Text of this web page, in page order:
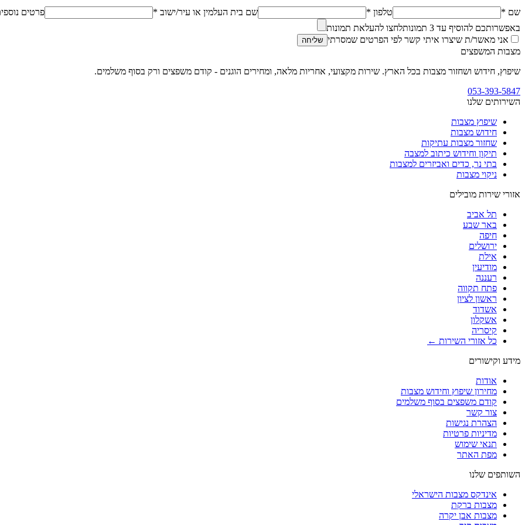
שם * טלפון * שם בית העלמין או עיר/ישוב *
פרטים
באפשרותכם להוסיף עד 3 תמונותלחצו להעלאת תמונות
אני מאשר/ת שיצרו איתי קשר לפי הפרטים שמסרתי שליחה
מצבות המשפצים
שיפוץ, חידוש ושחזור מצבות בכל הארץ. שירות מקצועי, אחריות מלאה, ומחירים הוגנים - קודם משפצים ורק בסוף משלמים.
053-393-5847
השירותים שלנו
שיפוץ מצבות
חידוש מצבות
שחזור מצבות עתיקות
תיקון וחידוש כיתוב למצבה
בתי נר, כדים ואביזרים למצבות
ניקוי מצבות
אזורי שירות מובילים
תל אביב
באר שבע
חיפה
ירושלים
אילת
מודיעין
רעננה
פתח תקווה
ראשון לציון
אשדוד
אשקלון
קיסריה
כל אזורי השירות ←
מידע וקישורים
אודות
מחירון שיפוץ וחידוש מצבות
קודם משפצים בסוף משלמים
צור קשר
הצהרת נגישות
מדיניות פרטיות
תנאי שימוש
מפת האתר
השותפים שלנו
אינדקס מצבות הישראלי
מצבות ברקת
מצבות אבן יקרה